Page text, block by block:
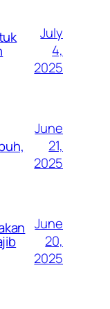
July
4,
2025
June
21,
2025
June
20,
2025